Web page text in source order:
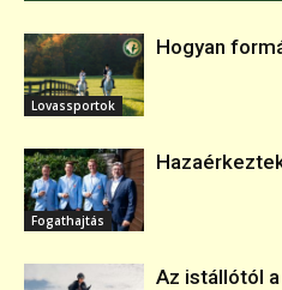
Lovassportok
Hogyan
Fogathajtás
Az istállótól